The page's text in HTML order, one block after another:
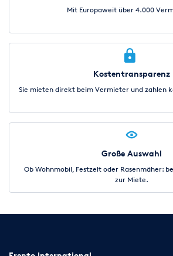
Mit Europaweit über 4.000
Kostentransparenz
Sie mieten direkt beim Vermieter und zahlen
Große Auswahl
Ob Wohnmobil, Festzelt oder Rasenmäher:
zur Miete.